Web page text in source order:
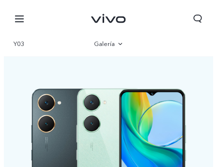
Y03 Galería
Parámetro